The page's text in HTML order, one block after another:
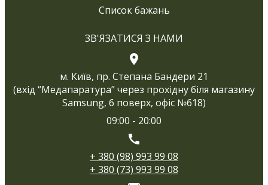
Список бажань
ЗВ'ЯЗАТИСЯ З НАМИ
м. Київ, пр. Степана Бандери 21
(вхід “Медапаратура” через прохідну біля магазину
Samsung, 6 поверх, офіс №618)
09:00 - 20:00
+ 380 (98) 993 99 08
+ 380 (73) 993 99 08